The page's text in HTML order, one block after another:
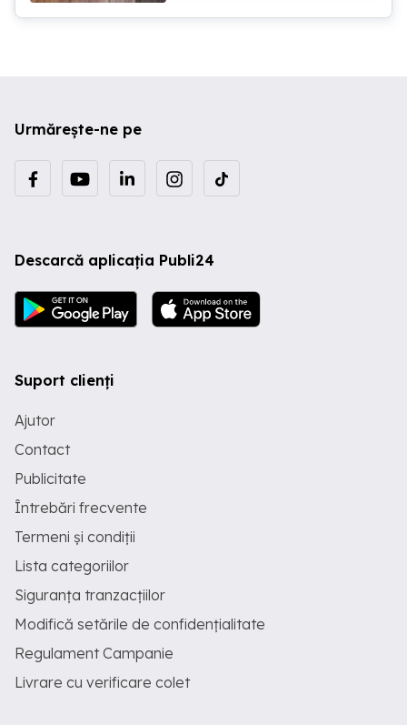
Urmărește-ne pe
Descarcă aplicația Publi24
Suport clienți
Ajutor
Contact
Publicitate
Întrebări frecvente
Termeni și condiții
Lista categoriilor
Siguranța tranzacțiilor
Modifică setările de confidențialitate
Regulament Campanie
Livrare cu verificare colet